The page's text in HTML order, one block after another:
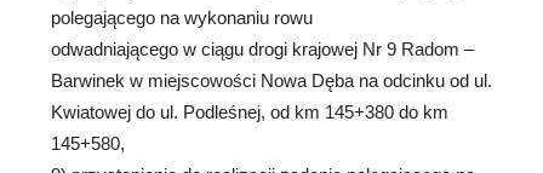
polegającego na wykonaniu rowu
odwadniającego w ciągu drogi krajowej Nr 9 Radom –
Barwinek w miejscowości Nowa Dęba na odcinku od ul.
Kwiatowej do ul. Podleśnej, od km 145+380 do km
145+580,